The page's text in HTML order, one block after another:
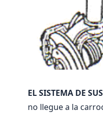
EL SISTEMA DE
no llegue a la